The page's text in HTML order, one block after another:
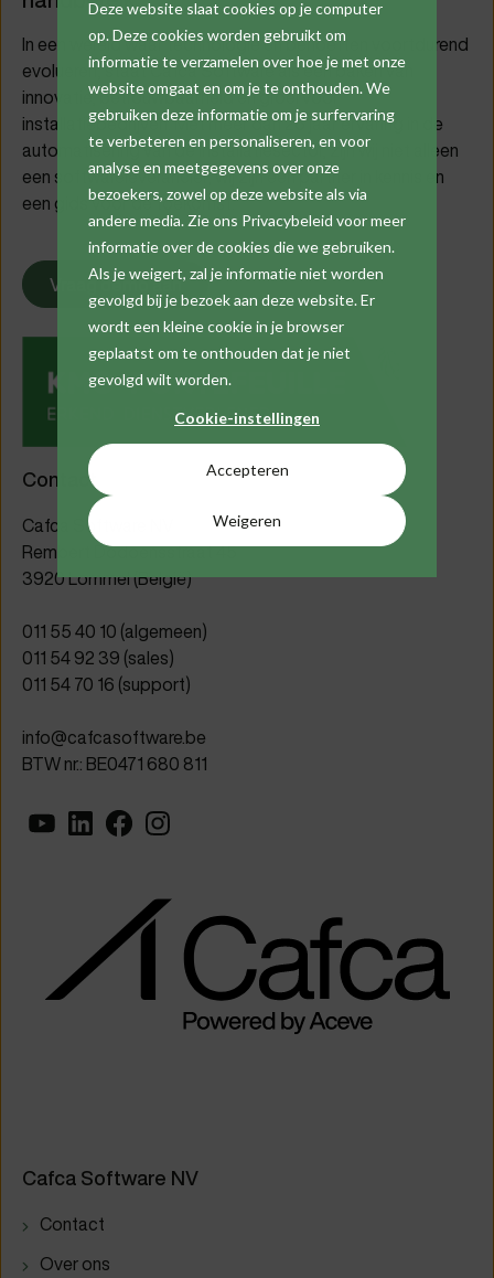
Deze website slaat cookies op je computer
op. Deze cookies worden gebruikt om
informatie te verzamelen over hoe je met onze
website omgaat en om je te onthouden. We
gebruiken deze informatie om je surfervaring
te verbeteren en personaliseren, en voor
analyse en meetgegevens over onze
bezoekers, zowel op deze website als via
andere media. Zie ons Privacybeleid voor meer
informatie over de cookies die we gebruiken.
Als je weigert, zal je informatie niet worden
gevolgd bij je bezoek aan deze website. Er
wordt een kleine cookie in je browser
geplaatst om te onthouden dat je niet
gevolgd wilt worden.
Cookie-instellingen
Accepteren
Weigeren
In een wereld waar technologie en behoeften voortdurend
evolueren, staat Cafca Software als een baken van
innovatie, betrouwbaarheid en groei voor
installatiebedrijven. Met meer dan 26 jaar ervaring in de
automatisering van de installatiesector, zijn wij niet alleen
een softwareleverancier; wij zijn een partner in kennis en
een gids voor de toekomst.
Vraag demo aan
Contact
Cafca Software NV
Rembert Dodoensstraat 45
3920 Lommel (België)
011 55 40 10 (algemeen)
011 54 92 39 (sales)
011 54 70 16 (support)
info@cafcasoftware.be
BTW nr.: BE0471 680 811
Cafca Software NV
Contact
Over ons